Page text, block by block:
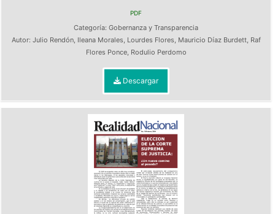
PDF
Categoría: Gobernanza y Transparencia
Autor: Julio Rendón, Ileana Morales, Lourdes Flores, Mauricio Díaz Burdett, Raf
Flores Ponce, Rodulio Perdomo
Descargar